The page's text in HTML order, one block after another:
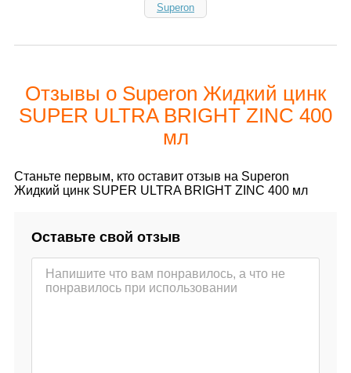
Superon
Отзывы о Superon Жидкий цинк
SUPER ULTRA BRIGHT ZINC 400
мл
Станьте первым, кто оставит отзыв на Superon
Жидкий цинк SUPER ULTRA BRIGHT ZINC 400 мл
Оставьте свой отзыв